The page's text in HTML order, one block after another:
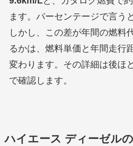
ます。パーセンテージで言う
しかし、この差が年間の燃料
るかは、燃料単価と年間走行
変わります。その詳細は後ほ
で確認します。
ハイエース ディーゼル